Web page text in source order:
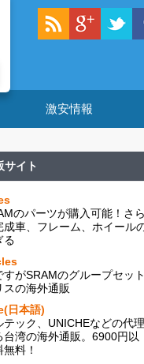
激安情報
サイト
のパーツが購入可能！さら
成車、フレーム、ホイール
る
がSRAMのグループセット
の海外通販
日本語)
テック、UNICHEなどの代理
台湾の海外通販。6900円以
無料！